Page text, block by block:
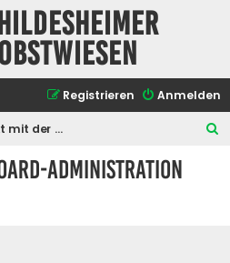
Anmelden
Registrieren
Kontakt mit der Board-Administration aufnehmen
Administration